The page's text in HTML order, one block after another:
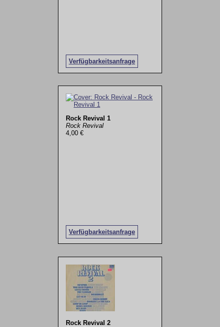
Verfügbarkeitsanfrage
Rock Revival 1
Rock Revival
4,00 €
Verfügbarkeitsanfrage
Rock Revival 2